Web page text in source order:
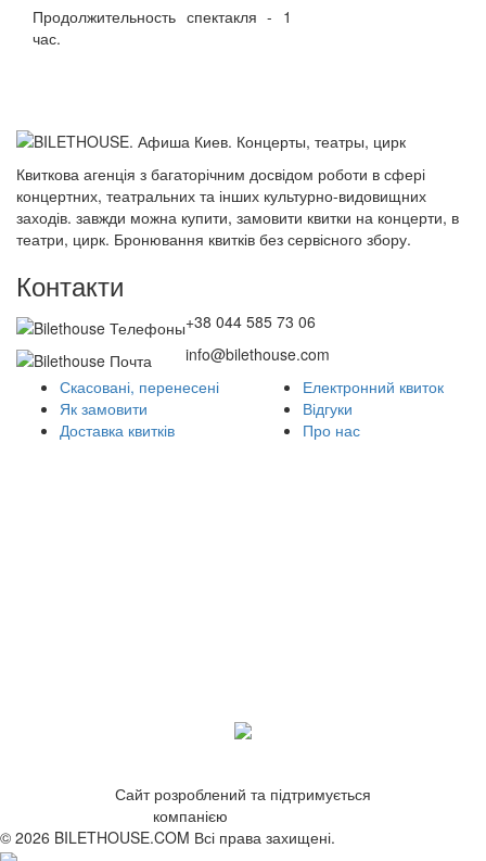
Продолжительность спектакля - 1
час.
Квиткова агенція з багаторічним досвідом роботи в сфері
концертних, театральних та інших культурно-видовищних
заходів. завжди можна купити, замовити квитки на концерти, в
театри, цирк. Бронювання квитків без сервісного збору.
Контакти
+38 044 585 73 06
info@bilethouse.com
Скасовані, перенесені
Як замовити
Доставка квитків
Електронний квиток
Відгуки
Про нас
Сайт розроблений та підтримується
компанією
© 2026 BILETHOUSE.COM Всі права захищені.